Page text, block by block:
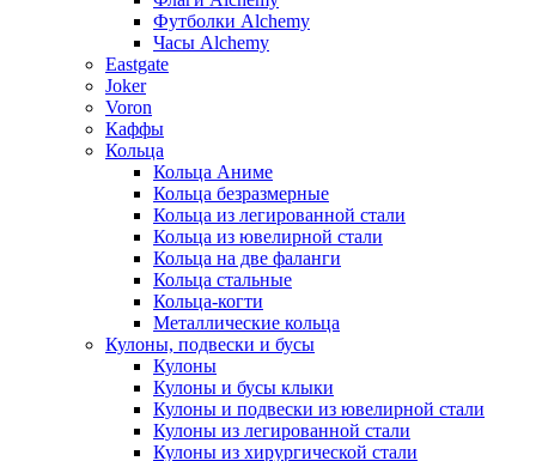
Футболки Alchemy
Часы Alchemy
Eastgate
Joker
Voron
Каффы
Кольца
Кольца Аниме
Кольца безразмерные
Кольца из легированной стали
Кольца из ювелирной стали
Кольца на две фаланги
Кольца стальные
Кольца-когти
Металлические кольца
Кулоны, подвески и бусы
Кулоны
Кулоны и бусы клыки
Кулоны и подвески из ювелирной стали
Кулоны из легированной стали
Кулоны из хирургической стали